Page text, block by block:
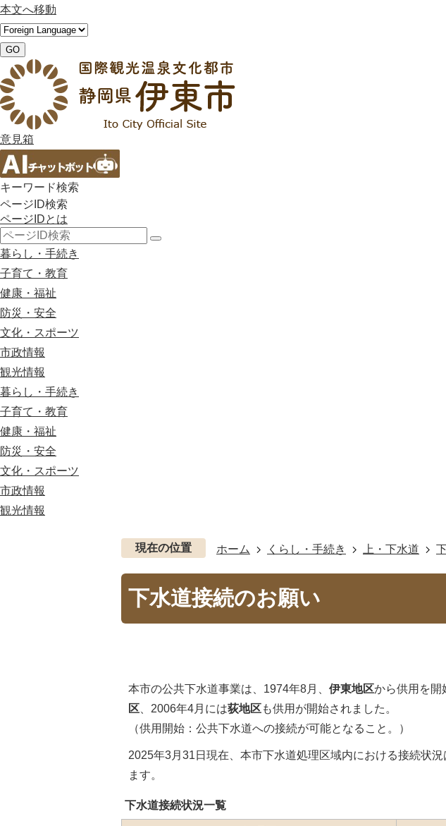
本文へ移動
GO
意見箱
キーワード検索
ページID検索
ページIDとは
暮らし・手続き
子育て・教育
健康・福祉
防災・安全
文化・スポーツ
市政情報
観光情報
暮らし・手続き
子育て・教育
健康・福祉
防災・安全
文化・スポーツ
市政情報
観光情報
現在の位置 ホーム くらし・手続き 上・下水道
下水道接続のお願い
本市の公共下水道事業は、1974年8月、 伊東地区から供用を開
区 、2006年4月には荻地区も供用が開始されました。
（供用開始：公共下水道への接続が可能となること。）
2025年3月31日現在、本市下水道処理区域内における接続状
ます。
下水道接続状況一覧